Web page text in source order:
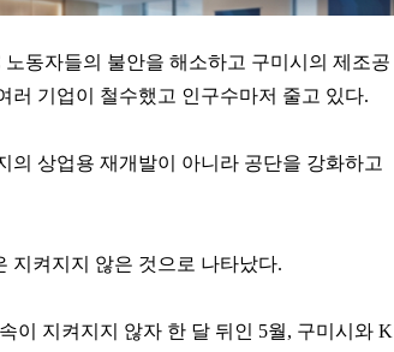
동자들의 불안을 해소하고 구미시의 제조공
러 기업이 철수했고 인구수마저 줄고 있다.
의 상업용 재개발이 아니라 공단을 강화하고
지켜지지 않은 것으로 나타났다.
이 지켜지지 않자 한 달 뒤인 5월, 구미시와 K